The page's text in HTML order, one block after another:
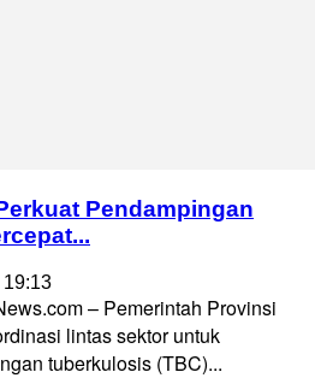
Pendampingan
19:13
– Pemerintah Provinsi
lintas sektor untuk
tuberkulosis (TBC)...